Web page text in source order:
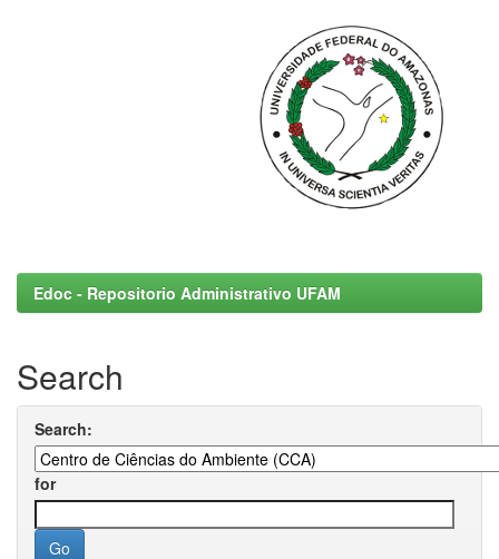
Edoc - Repositorio Administrativo UFAM
Search
Search:
for